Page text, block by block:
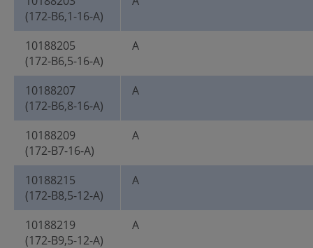
(172-B6,1-16-A)
10188205
(172-B6,5-16-A)
A
10188207
(172-B6,8-16-A)
A
10188209
(172-B7-16-A)
A
10188215
(172-B8,5-12-A)
A
10188219
(172-B9,5-12-A)
A